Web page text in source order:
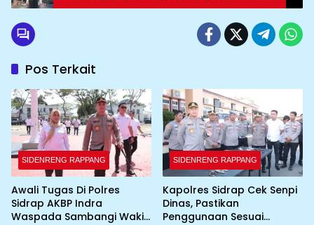
Lintas Provinsi
Pos Terkait
SIDENRENG RAPPANG
Awali Tugas Di Polres
Sidrap AKBP Indra
Waspada Sambangi Wakil
SIDENRENG RAPPANG
Kapolres Sidrap Cek Senpi
Dinas, Pastikan
Penggunaan Sesuai